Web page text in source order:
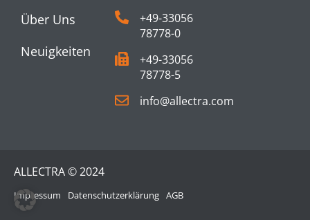
Über Uns
Neuigkeiten
+49-33056
78778-0
+49-33056
78778-5
info@allectra.com
ALLECTRA © 2024
Impressum Datenschutzerklärung AGB